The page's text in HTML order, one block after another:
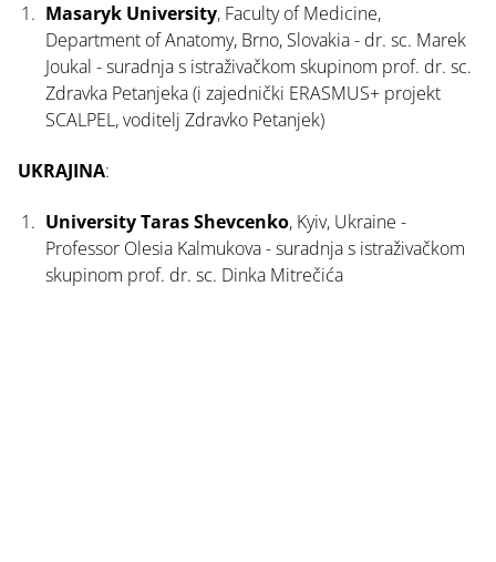
Masaryk University, Faculty of Medicine,
Department of Anatomy, Brno, Slovakia - dr. sc. Marek
Joukal - suradnja s istraživačkom skupinom prof. dr. sc.
Zdravka Petanjeka (i zajednički ERASMUS+ projekt
SCALPEL, voditelj Zdravko Petanjek)
UKRAJINA:
University Taras Shevcenko, Kyiv, Ukraine -
Professor Olesia Kalmukova - suradnja s istraživačkom
skupinom prof. dr. sc. Dinka Mitrečića